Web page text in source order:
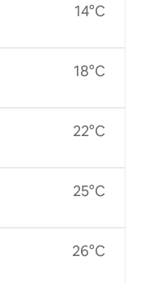
14°C
18°C
22°C
25°C
26°C